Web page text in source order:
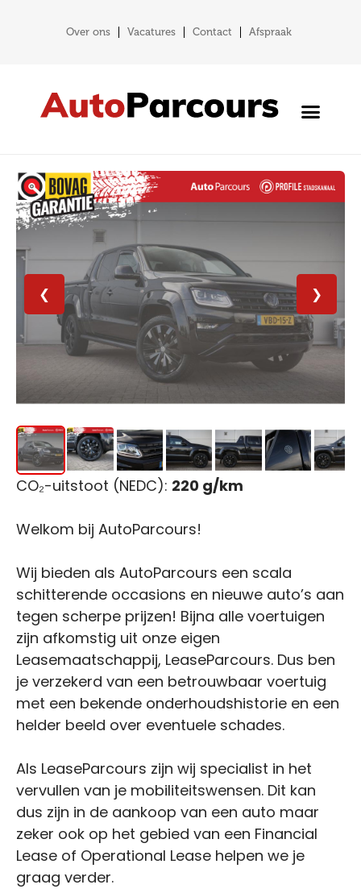
Over ons Vacatures Contact Afspraak
❮ ❯
CO₂-uitstoot (NEDC): 220 g/km
Welkom bij AutoParcours!
Wij bieden als AutoParcours een scala
schitterende occasions en nieuwe auto’s aan
tegen scherpe prijzen! Bijna alle voertuigen
zijn afkomstig uit onze eigen
Leasemaatschappij, LeaseParcours. Dus ben
je verzekerd van een betrouwbaar voertuig
met een bekende onderhoudshistorie en een
helder beeld over eventuele schades.
Als LeaseParcours zijn wij specialist in het
vervullen van je mobiliteitswensen. Dit kan
dus zijn in de aankoop van een auto maar
zeker ook op het gebied van een Financial
Lease of Operational Lease helpen we je
graag verder.